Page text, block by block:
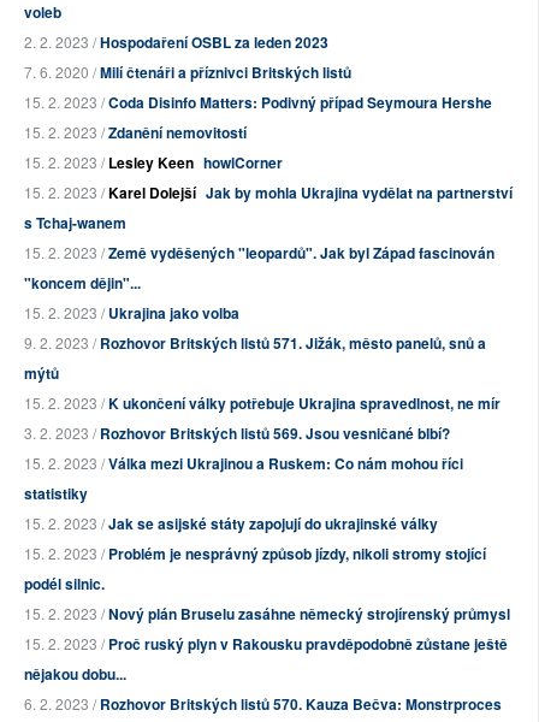
voleb
2. 2. 2023 /Hospodaření OSBL za leden 2023
7. 6. 2020 /Milí čtenáři a příznivci Britských listů
15. 2. 2023 /Coda Disinfo Matters: Podivný případ Seymoura Hershe
15. 2. 2023 /Zdanění nemovitostí
15. 2. 2023 /Lesley Keen howlCorner
15. 2. 2023 /Karel Dolejší Jak by mohla Ukrajina vydělat na partnerství
s Tchaj-wanem
15. 2. 2023 /Země vyděšených "leopardů". Jak byl Západ fascinován
"koncem dějin"...
15. 2. 2023 /Ukrajina jako volba
9. 2. 2023 /Rozhovor Britských listů 571. Jižák, město panelů, snů a
mýtů
15. 2. 2023 /K ukončení války potřebuje Ukrajina spravedlnost, ne mír
3. 2. 2023 /Rozhovor Britských listů 569. Jsou vesničané blbí?
15. 2. 2023 /Válka mezi Ukrajinou a Ruskem: Co nám mohou říci
statistiky
15. 2. 2023 /Jak se asijské státy zapojují do ukrajinské války
15. 2. 2023 /Problém je nesprávný způsob jízdy, nikoli stromy stojící
podél silnic.
15. 2. 2023 /Nový plán Bruselu zasáhne německý strojírenský průmysl
15. 2. 2023 /Proč ruský plyn v Rakousku pravděpodobně zůstane ještě
nějakou dobu...
6. 2. 2023 /Rozhovor Britských listů 570. Kauza Bečva: Monstrproces